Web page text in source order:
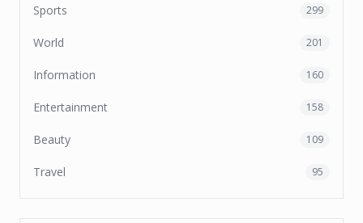
Sports 299
World 201
Information 160
Entertainment 158
Beauty 109
Travel 95